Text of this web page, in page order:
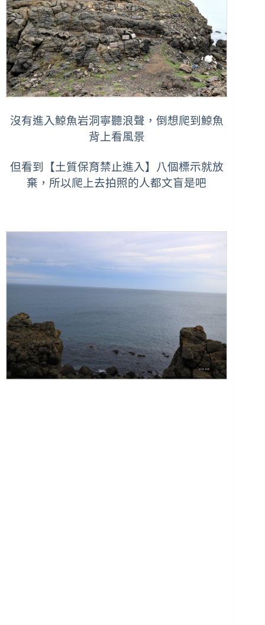
沒有進入鯨魚岩洞寧聽浪聲，倒想爬到鯨魚
背上看風景
但看到【土質保育禁止進入】八個標示就放
棄，所以爬上去拍照的人都文盲是吧